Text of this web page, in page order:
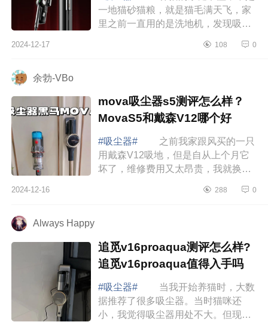
一地猫砂猫粮，就是猫毛满天飞，家
里之前一直用的是洗地机，发现吸这
还臭臭的，还是决定入手一台吸尘
2024-12-17 108 0
余勃-VBo
mova吸尘器s5测评怎么样？
MovaS5和戴森V12哪个好
#吸尘器#
之前我家跟风买的一只
用戴森V12吸地，但是自从上个月它
坏了，维修费用又太昂贵，我就换了
2024-12-16 288 0
Always Happy
追觅v16proaqua测评怎么样?
追觅v16proaqua值得入手吗
#吸尘器#
当我开始养猫时，大数
据推荐了很多吸尘器。当时猫咪还
小，我觉得吸尘器用处不大。但现